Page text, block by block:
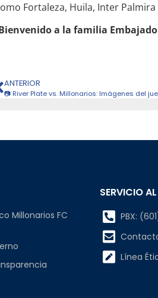
Fortaleza, Huila, Inter
a la familia
ANTERIOR
📷 River Plate vs. Millonarios: Imágenes del
Millonarios FC
SERVICIO
PBX:
Línea